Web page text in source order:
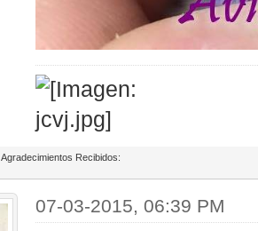
Agradecimientos Recibidos:
07-03-2015, 06:39 PM